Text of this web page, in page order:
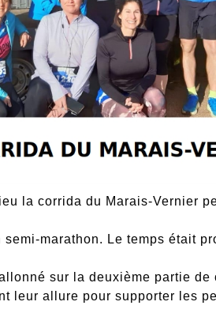
la corrida du Marais-Vernier
marathon. Le temps était
sur la deuxième partie
leur allure pour supporter les